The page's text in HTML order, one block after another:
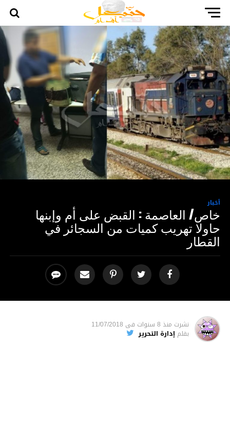
أخبار
خاص/ العاصمة : القبض على أم وإبنها
حاولا تهريب كميات من السجائر في
القطار
نشرت منذ 8 سنوات فى 11/07/2018
بقلم إدارة التحرير